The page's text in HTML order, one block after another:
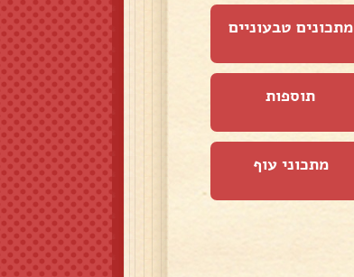
מתכונים טבעוניים
תוספות
מתכוני עוף